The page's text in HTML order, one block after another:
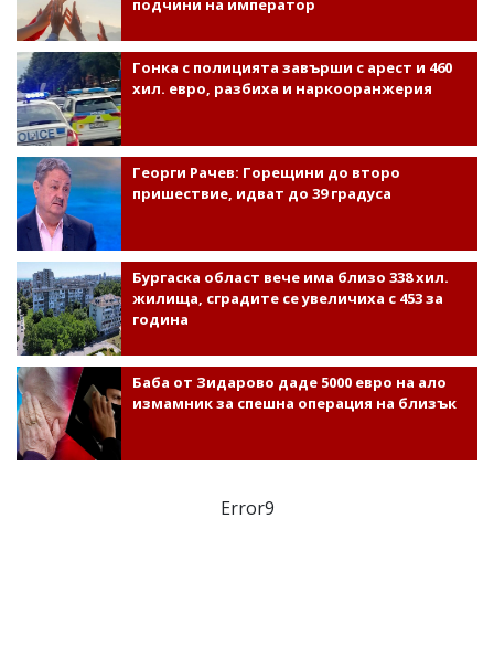
Гонка с полицията завърши с арест и 460
хил. евро, разбиха и наркооранжерия
Георги Рачев: Горещини до второ
пришествие, идват до 39 градуса
Бургаска област вече има близо 338 хил.
жилища, сградите се увеличиха с 453 за
година
Баба от Зидарово даде 5000 евро на ало
измамник за спешна операция на близък
Error9